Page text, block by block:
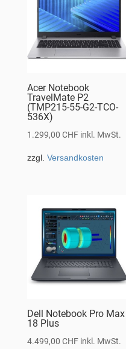
Acer Notebook
TravelMate P2
(TMP215-55-G2-TCO-
536X)
1.299,00 CHF inkl. MwSt.
zzgl. Versandkosten
Dell Notebook Pro Max
18 Plus
4.499,00 CHF inkl. MwSt.